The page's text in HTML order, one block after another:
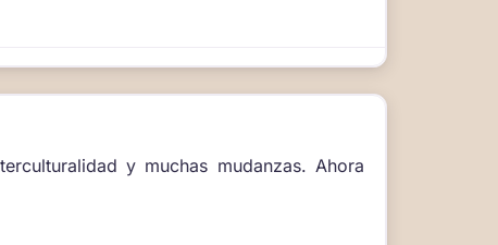
y muchas mudanzas. Ahora